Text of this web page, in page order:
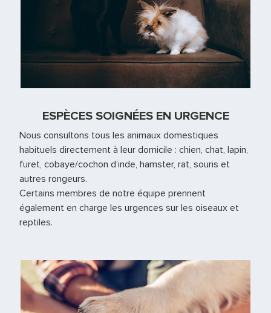
ESPÈCES SOIGNÉES EN URGENCE
Nous consultons tous les animaux domestiques
habituels directement à leur domicile : chien, chat, lapin,
furet, cobaye/cochon d’inde, hamster, rat, souris et
autres rongeurs.
Certains membres de notre équipe prennent
également en charge les urgences sur les oiseaux et
reptiles.